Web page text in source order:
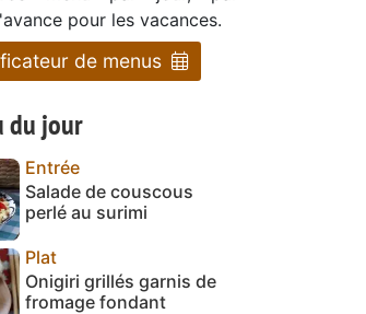
pour les vacances.
de menus
du jour
Entrée
Salade de couscous
perlé au surimi
Plat
Onigiri grillés garnis de
fromage fondant